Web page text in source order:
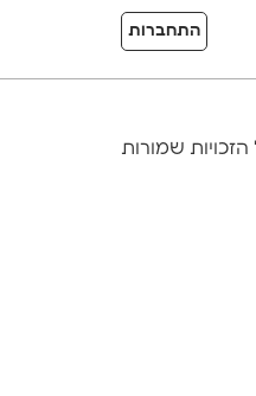
התחברות
הזכויות שמורות